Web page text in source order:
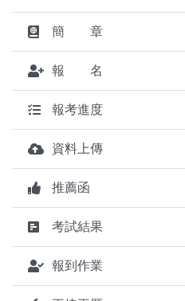
簡 章
報 名
報考進度
資料上傳
推薦函
考試結果
報到作業